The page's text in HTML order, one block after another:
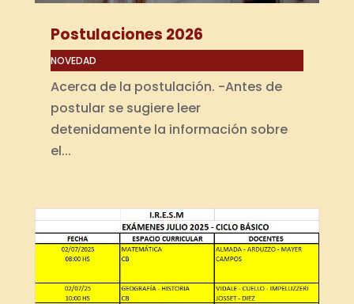
Postulaciones 2026
NOVEDAD
Acerca de la postulación. -Antes de
postular se sugiere leer
detenidamente la información sobre
el...